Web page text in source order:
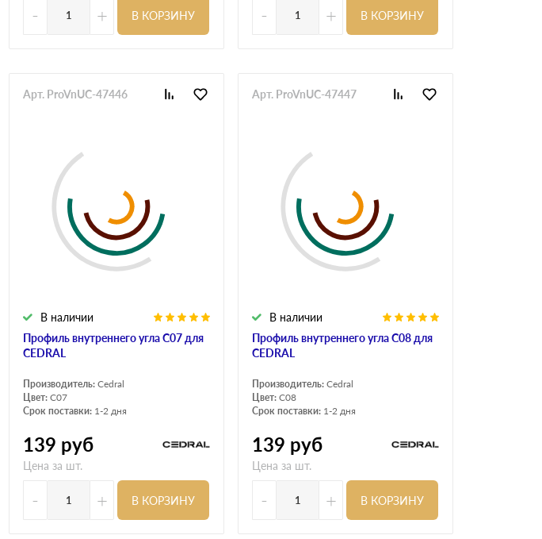
- + В КОРЗИНУ - + В КОРЗИНУ
Профиль внутреннего угла С07 для
CEDRAL
В наличии
Арт. ProVnUC-47446
Производитель: Cedral
Цвет: C07
Срок поставки: 1-2 дня
139 руб
Цена за шт.
- + В КОРЗИНУ
Профиль внутреннего угла С08 для
CEDRAL
В наличии
Арт. ProVnUC-47447
Производитель: Cedral
Цвет: C08
Срок поставки: 1-2 дня
139 руб
Цена за шт.
- + В КОРЗИНУ